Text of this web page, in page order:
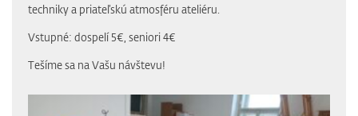
techniky a priateľskú atmosféru ateliéru.
Vstupné: dospelí 5€, seniori 4€
Tešíme sa na Vašu návštevu!